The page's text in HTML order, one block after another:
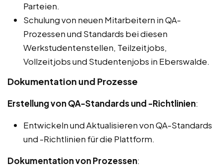
Parteien.
Schulung von neuen Mitarbeitern in QA-
Prozessen und Standards bei diesen
Werkstudentenstellen, Teilzeitjobs,
Vollzeitjobs und Studentenjobs in Eberswalde.
Dokumentation und Prozesse
Erstellung von QA-Standards und -Richtlinien:
Entwickeln und Aktualisieren von QA-Standards
und -Richtlinien für die Plattform.
Dokumentation von Prozessen: